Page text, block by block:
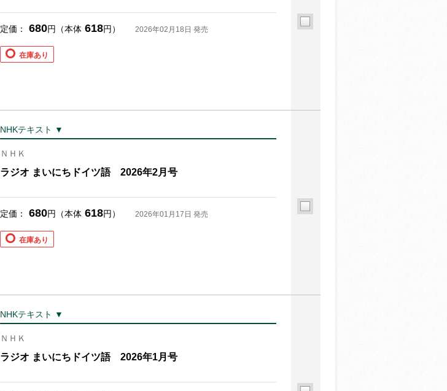
定価： 680円（本体 618円） 2026年02月18日 発売
在庫あり
NHKテキスト ▼
ＮＨＫ
ラジオ まいにちドイツ語 2026年2月号
定価： 680円（本体 618円） 2026年01月17日 発売
在庫あり
NHKテキスト ▼
ＮＨＫ
ラジオ まいにちドイツ語 2026年1月号